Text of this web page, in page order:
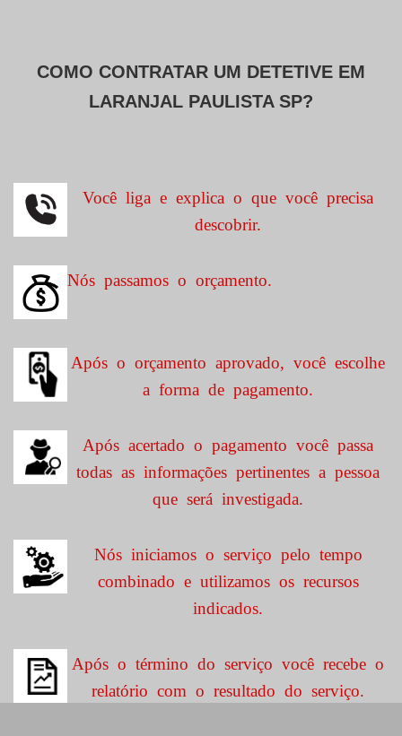
COMO CONTRATAR UM DETETIVE EM
LARANJAL PAULISTA SP?
Você liga e explica o que você precisa
descobrir.
Nós passamos o orçamento.
Após o orçamento aprovado, você escolhe
a forma de pagamento.
Após acertado o pagamento você passa
todas as informações pertinentes a pessoa
que será investigada.
Nós iniciamos o serviço pelo tempo
combinado e utilizamos os recursos
indicados.
Após o término do serviço você recebe o
relatório com o resultado do serviço.